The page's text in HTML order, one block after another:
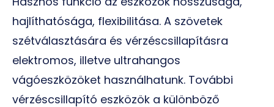
hajlíthatósága, flexibilitása. A szövetek
szétválasztására és vérzéscsillapításra
elektromos, illetve ultrahangos
vágóeszközöket használhatunk. További
vérzéscsillapító eszközök a különböző